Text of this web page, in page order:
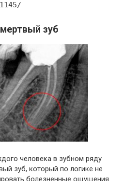
зуб
человека в зубном ряду
зуб, который по логике не
болезненные ощущения.